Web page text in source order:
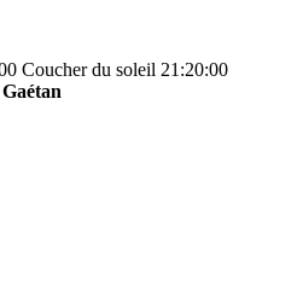
Coucher du soleil 21:20:00
Gaétan